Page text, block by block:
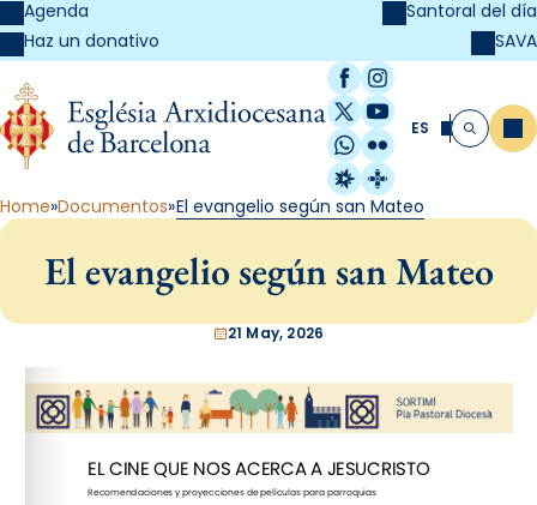
Agenda
Haz un donativo
Santoral del día
SAVA
Facebook
Instagram
X / Twitter
YouTube
WhatsApp
Flickr
Radio Estel
Catalunya
ES Buscar
Home Documentos El evangelio según san Mateo
El evangelio según san Mateo
21 May, 2026